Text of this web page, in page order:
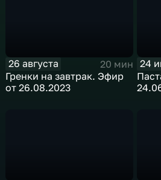
26 августа
20 мин
Гренки на завтрак. Эфир
от 26.08.2023
24